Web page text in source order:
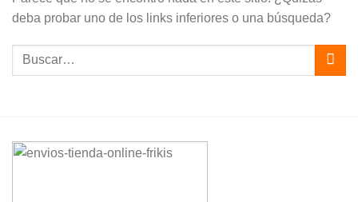
deba probar uno de los links inferiores o una búsqueda?